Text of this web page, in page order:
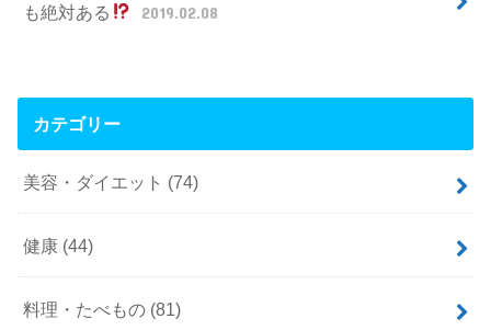
も絶対ある
2019.02.08
カテゴリー
美容・ダイエット (74)
健康 (44)
料理・たべもの (81)